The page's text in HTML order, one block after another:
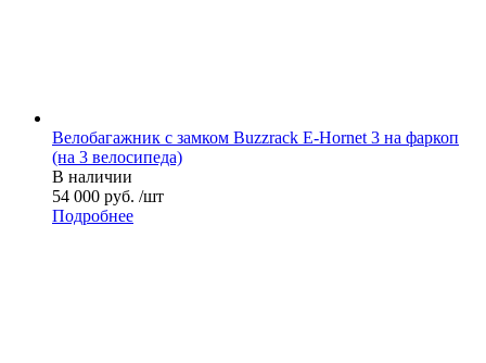
Велобагажник с замком Buzzrack E-Hornet 3 на фаркоп
(на 3 велосипеда)
В наличии
54 000 руб. /шт
Подробнее